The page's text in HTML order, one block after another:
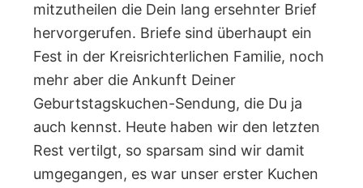
mitzutheilen die Dein lang ersehnter Brief
hervorgerufen. Briefe sind überhaupt ein
Fest in der Kreisrichterlichen Familie, noch
mehr aber die Ankunft Deiner
Geburtstagskuchen-Sendung, die Du ja
auch kennst. Heute haben wir den letzten
Rest vertilgt, so sparsam sind wir damit
umgegangen, es war unser erster Kuchen